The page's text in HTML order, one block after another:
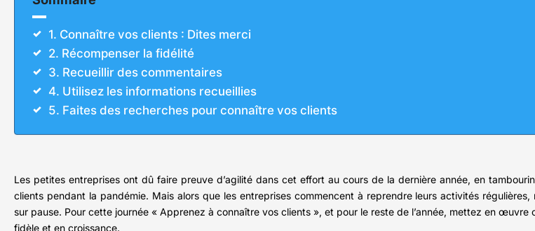
1. Connaître vos clients : Dites merci
2. Récompenser la fidélité
3. Recueillir des commentaires
4. Utilisez les informations recueillies
5. Faites des recherches pour connaître vos clients
Les petites entreprises ont dû faire preuve d’agilité dans cet effort au cours de la dernière année, en
clients pendant la pandémie. Mais alors que les entreprises commencent à reprendre leurs activités
sur pause. Pour cette journée « Apprenez à connaître vos clients », et pour le reste de l’année, mettez en
fidèle et en croissance.